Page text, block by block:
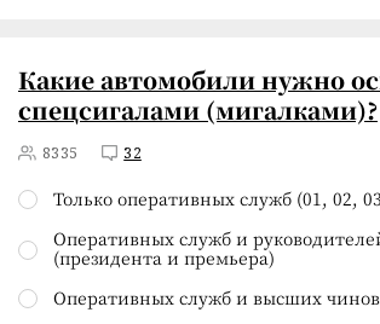
Какие автомобили нужно
спецсигалами (мигалками)?
8335 32
Только оперативных служб (01, 02,
Оперативных служб и
(президента и премьера)
Оперативных служб и высших